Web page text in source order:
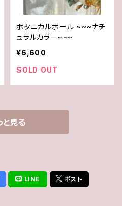
ボタニカルボール ~~~ナチ
ュラルカラー~~~
¥6,600
SOLD OUT
と見る
LINE ポスト